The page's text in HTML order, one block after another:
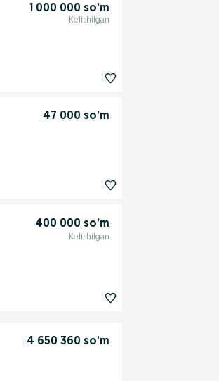
1 000 000 so’m
Kelishilgan
47 000 so’m
400 000 so’m
Kelishilgan
4 650 360 so’m